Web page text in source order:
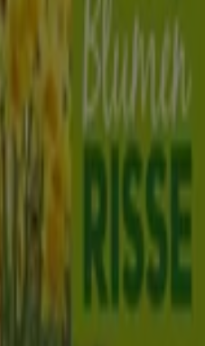
der Kategorie
in
bei Tiendeo,
und
Kataloge
Baumärkte und
Unser physisches
Düsseldorf , und
an hochwertigen
des gesamten
aktuelle